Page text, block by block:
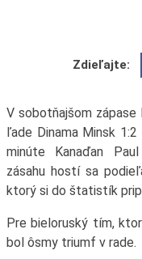
Zdieľajte:
V sobotňajšom zápase
ľade Dinama Minsk
minúte Kanaďan
zásahu hostí sa
ktorý si do štatistík
Pre bieloruský tím,
bol ôsmy triumf v rade.